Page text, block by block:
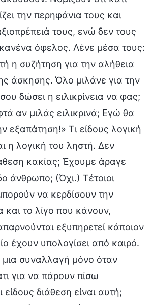
την περηφάνια τους και
τους, ενώ δεν τους
όφελος. Λένε μέσα τους:
η συζήτηση για την αλήθεια
άσκησης. Όλο μιλάνε για την
σου δώσει η ειλικρίνεια να φας;
αν μιλάς ειλικρινά; Εγώ θα
εξαπάτηση!» Τι είδους λογική
η λογική του ληστή. Δεν
κακίας; Έχουμε άραγε
άνθρωπο; (Όχι.) Τέτοιοι
να κερδίσουν την
και το λίγο που κάνουν,
εξυπηρετεί κάποιον
έχουν υπολογίσει από καιρό.
συναλλαγή μόνο όταν
για να πάρουν πίσω
είδους διάθεση είναι αυτή;